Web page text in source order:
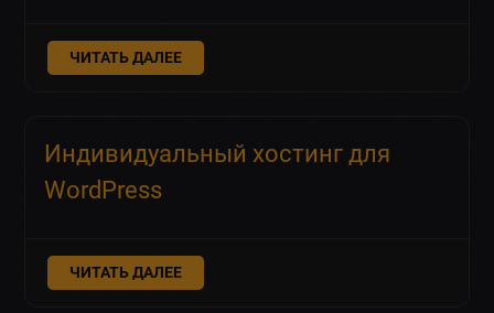
ЧИТАТЬ ДАЛЕЕ
Индивидуальный хостинг для
WordPress
ЧИТАТЬ ДАЛЕЕ